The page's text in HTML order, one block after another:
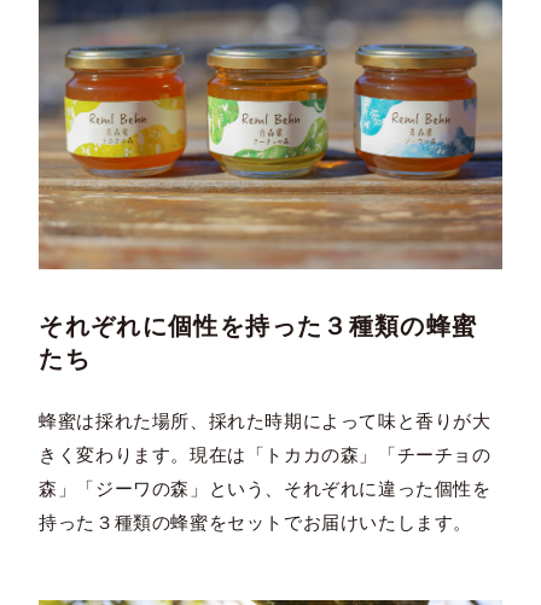
それぞれに個性を持った３種類の蜂蜜
たち
蜂蜜は採れた場所、採れた時期によって味と香りが大
きく変わります。現在は「トカカの森」「チーチョの
森」「ジーワの森」という、それぞれに違った個性を
持った３種類の蜂蜜をセットでお届けいたします。